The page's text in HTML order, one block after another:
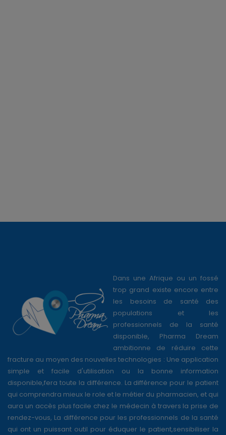
Dans une Afrique ou un fossé
trop grand existe encore entre
les besoins de santé des
populations et les
professionnels de la santé
disponible, Pharma Dream
ambitionne de réduire cette
fracture au moyen des nouvelles technologies : Une application
simple et facile d'utilisation ou la bonne information
disponible,fera toute la différence. La différence pour le patient
qui comprendra mieux le role et le métier du pharmacien, et qui
aura un accès plus facile chez le médecin à travers la prise de
rendez-vous, La différence pour les professionnels de la santé
qui ont un puissant outil pour éduquer le patient,sensibiliser la